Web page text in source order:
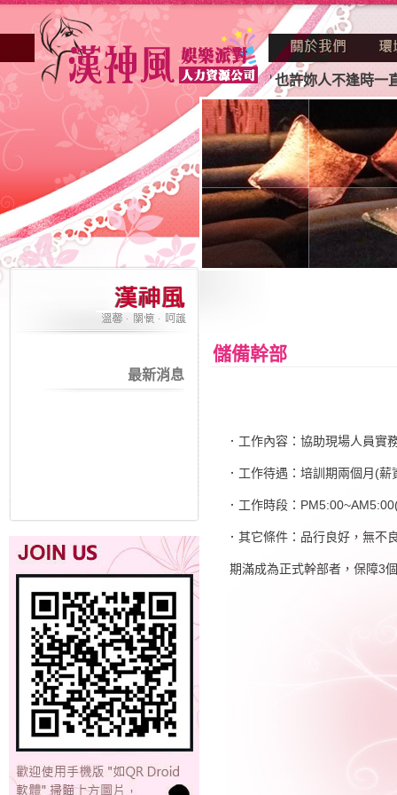
店業妳正因不景氣的年代找不到工作？也許妳人不逢時一直
最新消息
儲備幹部
．工作內容：協助現場人員實
．工作待遇：培訓期兩個月(
．工作時段：
．其它條件：品行良好，無不
期滿成為正式幹部者，保障3